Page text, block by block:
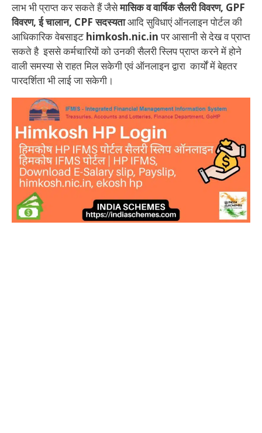
लाभ भी प्राप्त कर सकते हैं जैसेमासिक व वार्षिक सैलरी विवरण, GPF
विवरण, ई चालान, CPF सदस्यताआदि सुविधाएं ऑनलाइन पोर्टल की
आधिकारिक वेबसाइट himkosh.nic.inपर आसानी से देख व प्राप्त
सकते है इससे कर्मचारियों को उनकी सैलरी स्लिप प्राप्त करने में होने
वाली समस्या से राहत मिल सकेगी एवं ऑनलाइन द्वारा कार्यों में बेहतर
पारदर्शिता भी लाई जा सकेगी।